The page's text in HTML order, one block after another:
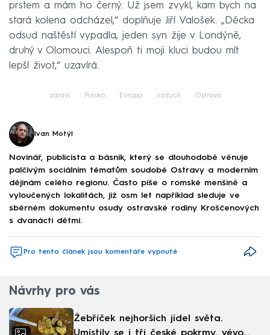
prstem a mám ho černý. Už jsem zvykl, kam bych na
stará kolena odcházel,“ doplňuje Jiří Valošek. „Děcka
odsud naštěstí vypadla, jeden syn žije v Londýně,
druhý v Olomouci. Alespoň ti moji kluci budou mít
lepší život,“ uzavírá.
zdraví Polsko Evropa vzduch Ostrava
Ivan Motýl
Novinář, publicista a básník, který se dlouhodobě věnuje
palčivým sociálním tématům soudobé Ostravy a moderním
dějinám celého regionu. Často píše o romské menšině a
vyloučených lokalitách, již osm let například sleduje ve
sběrném dokumentu osudy ostravské rodiny Kroščenových
s dvanácti dětmi.
Pro tento článek jsou komentáře vypnuté
Návrhy pro vás
Žebříček nejhorších jídel světa.